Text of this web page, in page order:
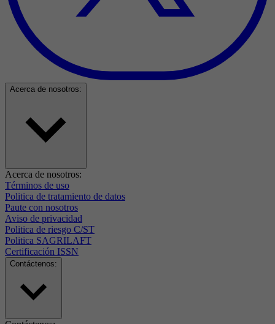
Acerca de nosotros:
Acerca de nosotros:
Términos de uso
Politica de tratamiento de datos
Paute con nosotros
Aviso de privacidad
Politica de riesgo C/ST
Politica SAGRILAFT
Certificación ISSN
Contáctenos: